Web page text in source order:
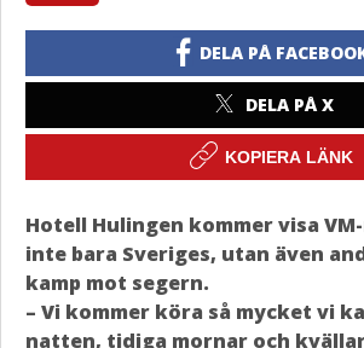
DELA PÅ
DELA PÅ X
KOPIERA LÄNK
Hotell Hulingen kommer visa
inte bara Sveriges, utan även
kamp mot segern.
– Vi kommer köra så mycket vi
natten, tidiga mornar och